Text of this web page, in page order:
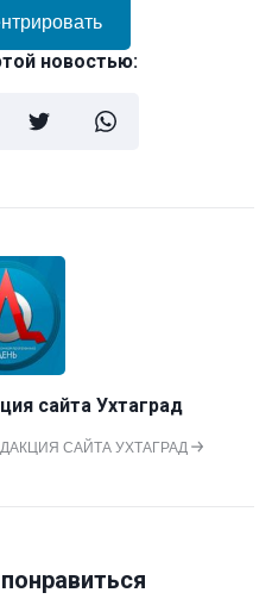
новостью:
сайта Ухтаград
САЙТА УХТАГРАД